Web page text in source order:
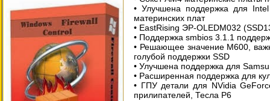
• Улучшена поддержка для
материнских плат
• EastRising ЭР-OLEDM032
• Поддержка smbios 3.1.1
• Решающее значение М600,
голубой поддержки SSD
• Улучшена поддержка для
• Расширенная поддержка для
• ГПУ детали для NVidia
прилипателей, Тесла Р6